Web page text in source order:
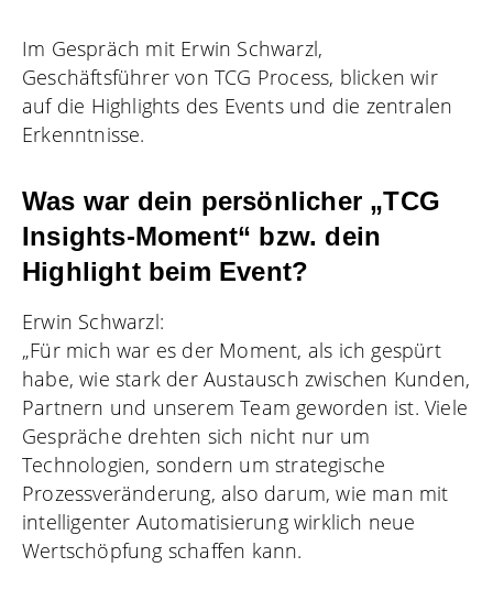
Im Gespräch mit Erwin Schwarzl,
Geschäftsführer von TCG Process, blicken wir
auf die Highlights des Events und die zentralen
Erkenntnisse.
Was war dein persönlicher „TCG
Insights-Moment“ bzw. dein
Highlight beim Event?
Erwin Schwarzl:
„Für mich war es der Moment, als ich gespürt
habe, wie stark der Austausch zwischen Kunden,
Partnern und unserem Team geworden ist. Viele
Gespräche drehten sich nicht nur um
Technologien, sondern um strategische
Prozessveränderung, also darum, wie man mit
intelligenter Automatisierung wirklich neue
Wertschöpfung schaffen kann.